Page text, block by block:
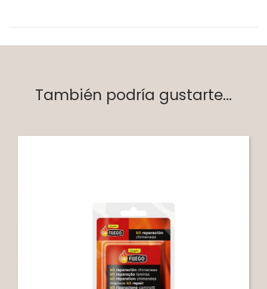
También podría gustarte...